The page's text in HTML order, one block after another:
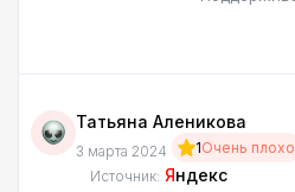
Татьяна Аленикова
3 марта 2024 1Очень плохо
Источник: Яндекс